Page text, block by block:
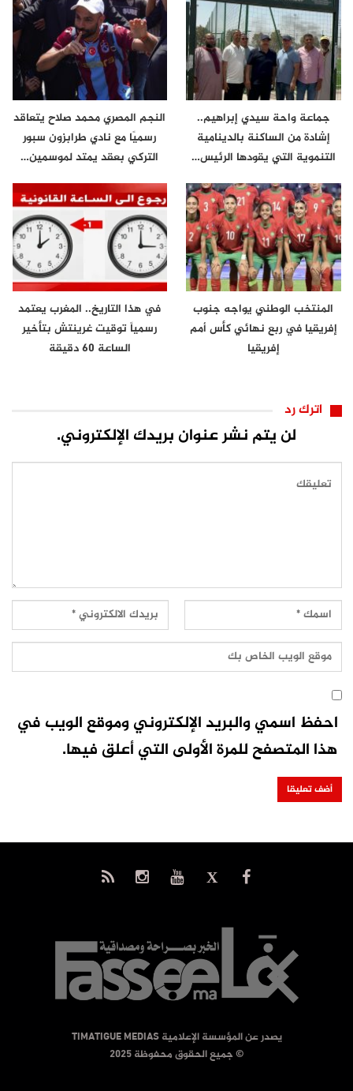
جماعة واحة سيدي إبراهيم..
إشادة من الساكنة بالدينامية
التنموية التي يقودها الرئيس…
النجم المصري محمد صلاح يتعاقد
رسميًا مع نادي طرابزون سبور
التركي بعقد يمتد لموسمين…
المنتخب الوطني يواجه جنوب
إفريقيا في ربع نهائي كأس أمم
إفريقيا
في هذا التاريخ.. المغرب يعتمد
رسمياً توقيت غرينتش بتأخير
الساعة 60 دقيقة
اترك رد
لن يتم نشر عنوان بريدك الإلكتروني.
احفظ اسمي والبريد الإلكتروني وموقع الويب في
هذا المتصفح للمرة الأولى التي أعلق فيها.
يصدر عن المؤسسة الإعلامية TIMATIGUE MEDIAS
© جميع الحقوق محفوظة 2025